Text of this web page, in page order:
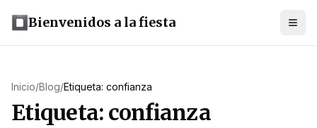
Bienvenidos a la fiesta
Inicio/Blog/Etiqueta: confianza
Etiqueta: confianza